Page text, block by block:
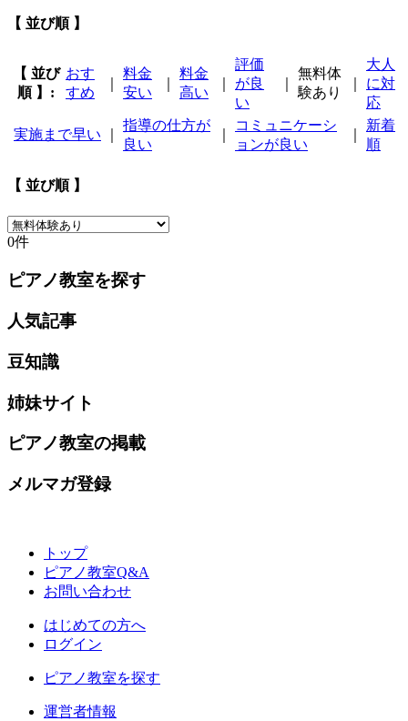
【 並び順 】
【 並び
順 】:
おす
すめ
料金
安い
料金
高い
評価
が良
い
無料体
験あり
大人
に対
応
実施まで早い
指導の仕方が
良い
コミュニケーシ
ョンが良い
新着
順
【 並び順 】
0件
ピアノ教室を探す
人気記事
豆知識
姉妹サイト
ピアノ教室の掲載
メルマガ登録
トップ
ピアノ教室Q&A
お問い合わせ
はじめての方へ
ログイン
ピアノ教室を探す
運営者情報